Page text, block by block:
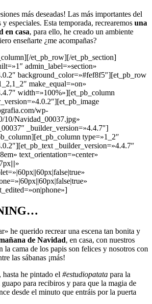
más deseadas! Las más importantes del
y especiales. Esta temporada, recrearemos una
en casa, para ello, he creado un ambiente
enseñarte ¿me acompañas?
et_pb_row][/et_pb_section]
admin_label=»section»
background_color=»#fef8f5″][et_pb_row
make_equal=»on»
width=»100%»][et_pb_column
wp-
10/Navidad_00037.jpg»
_builder_version=»4.4.7″]
type=»1_2″
_builder_version=»4.4.7″
text_orientation=»center»
he querido recrear una escena tan bonita y
de Navidad, en casa, con nuestros
cama de los papis son felices y nosotros con
las sábanas ¡más!
, hasta he pintado el #estudiopatata para la
para recibiros y para que la magia de
desde el minuto que entráis por la puerta